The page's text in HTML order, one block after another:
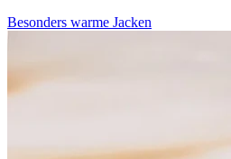
Besonders warme Jacken